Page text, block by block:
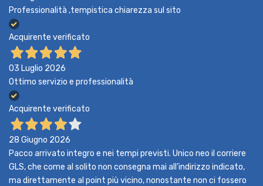
Professionalità ,tempistica chiarezza sul sito
Acquirente verificato
03 Luglio 2026
Ottimo servizio e professionalità
Acquirente verificato
28 Giugno 2026
Pacco arrivato integro e nei tempi previsti. Unico neo il corriere
GLS, che come al solito non consegna mai all’indirizzo indicato,
ma direttamente al point più vicino, nonostante non ci fossero